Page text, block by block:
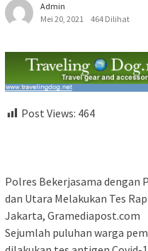
Admin
Mei 20, 2021
464 Dilihat
Post Views: 464
Polres Bekerjasama dengan
dan Utara Melakukan Tes
Jakarta, Gramediapost.com
Sejumlah puluhan warga